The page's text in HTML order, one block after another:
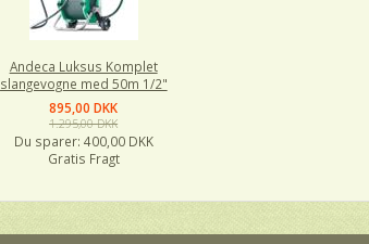
Andeca Luksus Komplet
slangevogne med 50m 1/2"
895,00 DKK
1.295,00 DKK
Du sparer: 400,00 DKK
Gratis Fragt